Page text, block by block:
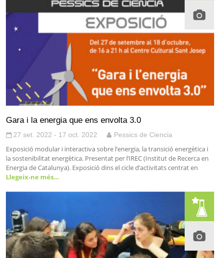
Gara i la energia que ens envolta 3.0
27 set. 2022 - 17 oct. 2022 Pessics de Ciencia
Exposició modular i interactiva sobre l’energia, la transició energètica i
la sostenibilitat energètica. Presentat per l’IREC (Institut de Recerca en
Energia de Catalunya). Exposició dins el cicle d’activitats centrat en
Llegeix-ne més…